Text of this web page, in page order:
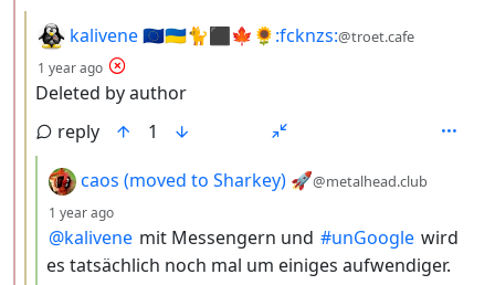
by
kalivene 🇪🇺🇺🇦🐈⬛🍁🌻:fcknzs:@troet.cafe
1 year ago depth: 3
Deleted by author
reply
1
by
caos (moved to Sharkey) 🚀@metalhead.club
1 year ago
@kalivene mit Messengern und #unGoogle wird
es tatsächlich noch mal um einiges aufwendiger.